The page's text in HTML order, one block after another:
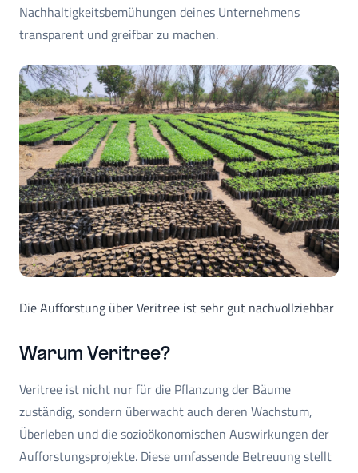
Nachhaltigkeitsbemühungen deines Unternehmens
transparent und greifbar zu machen.
Die Aufforstung über Veritree ist sehr gut nachvollziehbar
Warum Veritree?
Veritree ist nicht nur für die Pflanzung der Bäume
zuständig, sondern überwacht auch deren Wachstum,
Überleben und die sozioökonomischen Auswirkungen der
Aufforstungsprojekte. Diese umfassende Betreuung stellt